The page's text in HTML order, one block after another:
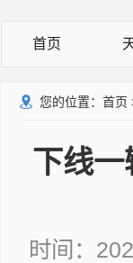
首页
您的位置： 首页
下线
时间：